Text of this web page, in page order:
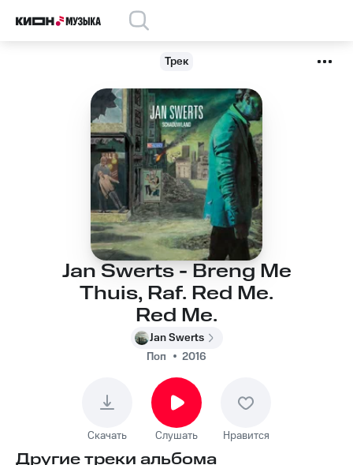
Трек
Jan Swerts - Breng Me
Thuis, Raf. Red Me.
Red Me.
Jan Swerts
Поп
2016
Скачать Слушать Нравится
Другие треки альбома